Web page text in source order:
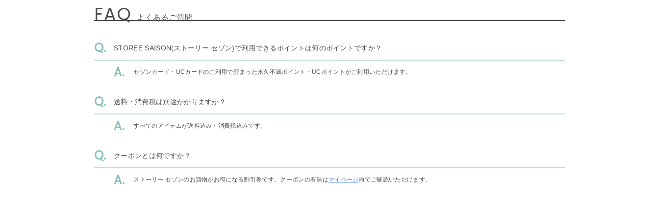
FAQ よくあるご質問
STOREE SAISON(ストーリー セゾン)で利用できるポイントは何のポイントですか？
セゾンカード・UCカードのご利用で貯まった永久不滅ポイント・UCポイントがご利用いただけます。
送料・消費税は別途かかりますか？
すべてのアイテムが送料込み・消費税込みです。
クーポンとは何ですか？
ストーリー セゾンのお買物がお得になる割引券です。クーポンの有無はマイページ内でご確認いただけます。